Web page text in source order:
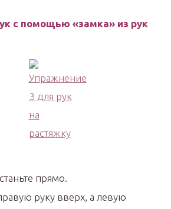
с помощью «замка» из рук
прямо.
руку вверх, а левую